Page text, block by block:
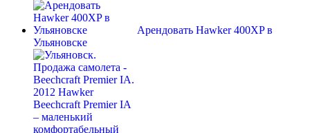
Арендовать Hawker 400XP в
Ульяновске